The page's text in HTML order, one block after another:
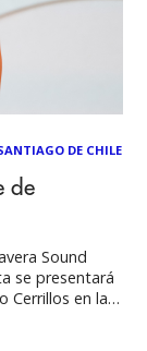
DE CHILE
de
Sound
se presentará
Cerrillos en la
el 3